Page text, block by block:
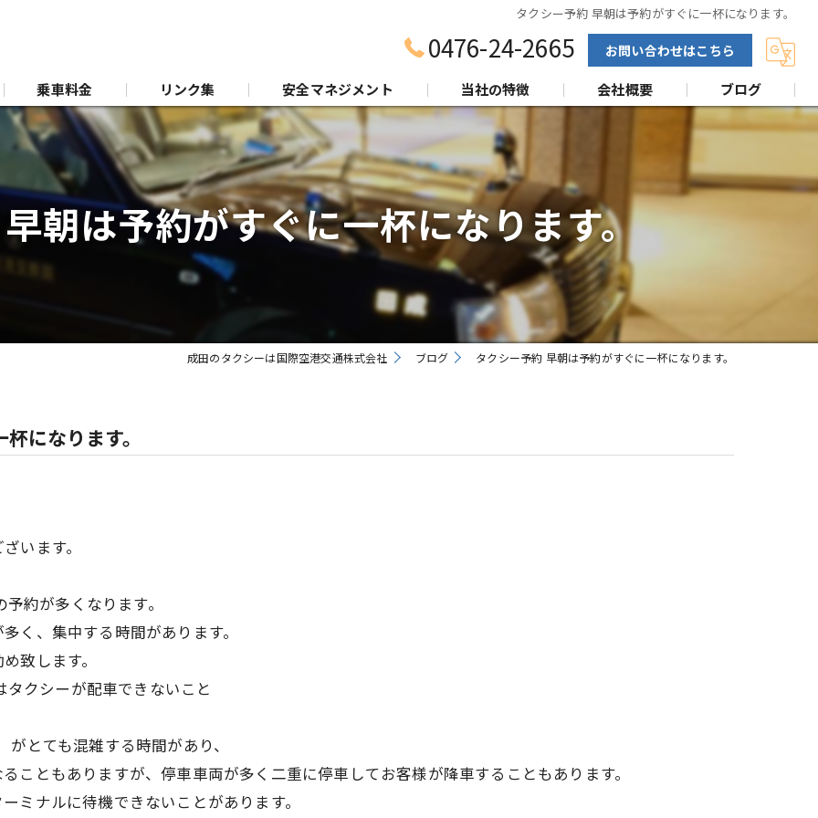
タクシー予約 早朝は予約がすぐに一杯になります。
0476-24-2665 お問い合わせはこちら
乗車料金 リンク集 安全マネジメント 当社の特徴
ターミナル
空港
ホテル
ハイヤー
会社概要 ブログ
朝は予約がすぐに一杯になります。
成田のタクシーは国際空港交通株式会社 ブログ タクシー予約 早朝は予約がすぐに一杯になります。
になります。
います。
約が多くなります。
く、集中する時間があります。
致します。
クシーが配車できないこと
とても混雑する時間があり、
こともありますが、停車車両が多く二重に停車してお客様が降車することもあります。
ミナルに待機できないことがあります。